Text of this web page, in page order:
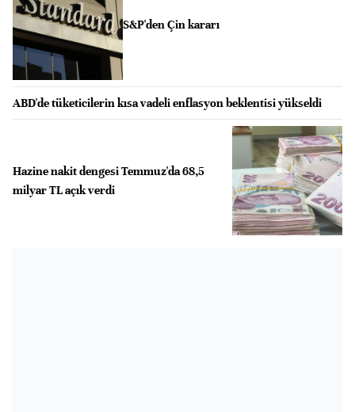
S&P'den Çin kararı
ABD'de tüketicilerin kısa vadeli enflasyon beklentisi yükseldi
Hazine nakit dengesi Temmuz'da 68,5
milyar TL açık verdi